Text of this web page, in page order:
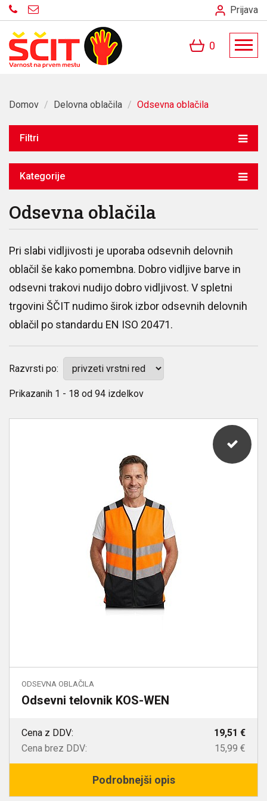
Prijava
0
Domov / Delovna oblačila / Odsevna oblačila
Filtri
Kategorije
Odsevna oblačila
Pri slabi vidljivosti je uporaba odsevnih delovnih
oblačil še kako pomembna. Dobro vidljive barve in
odsevni trakovi nudijo dobro vidljivost. V spletni
trgovini ŠČIT nudimo širok izbor odsevnih delovnih
oblačil po standardu EN ISO 20471.
Razvrsti po:
Prikazanih 1 - 18 od 94 izdelkov
ODSEVNA OBLAČILA
Odsevni telovnik KOS-WEN
Cena z DDV:
19,51 €
Cena brez DDV:
15,99 €
Podrobnejši opis